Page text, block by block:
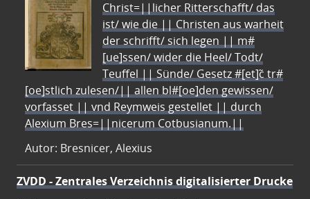
Christ=||licher Ritterschafft/ das
ist/ wie die || Christen aus warheit
der schrifft/ sich legen || m#
[ue]ssen/ wider die Heel/ Todt/
Teuffel || Sünde/ Gesetz #[et]c̃ tr#
[oe]stlich zulesen/|| allen bl#[oe]den gewissen/
vorfasset || vnd Reymweis gestellet || durch
Alexium Bres=||nicerum Cotbusianum.||
Autor: Bresnicer, Alexius
ZVDD - Zentrales Verzeichnis digitalisierter Drucke